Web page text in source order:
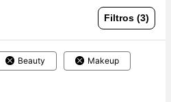
Filtros (3)
Beauty Makeup